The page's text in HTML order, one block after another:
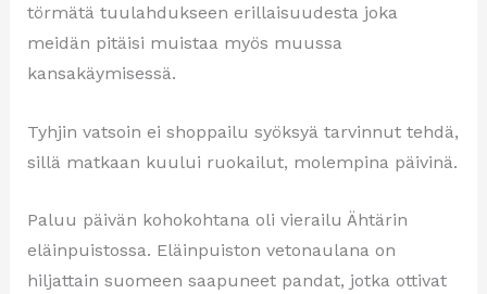
törmätä tuulahdukseen erillaisuudesta joka
meidän pitäisi muistaa myös muussa
kansakäymisessä.
Tyhjin vatsoin ei shoppailu syöksyä tarvinnut tehdä,
sillä matkaan kuului ruokailut, molempina päivinä.
Paluu päivän kohokohtana oli vierailu Ähtärin
eläinpuistossa. Eläinpuiston vetonaulana on
hiljattain suomeen saapuneet pandat, jotka ottivat